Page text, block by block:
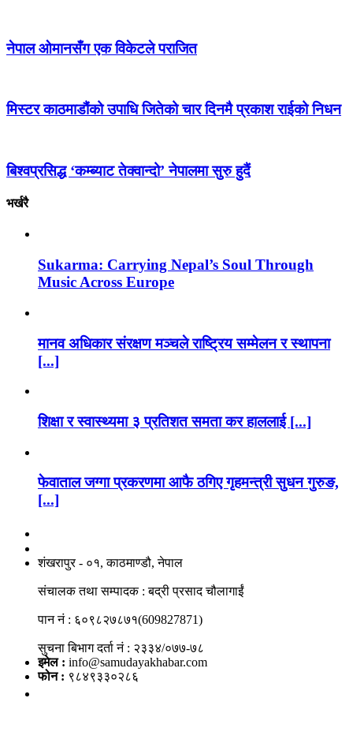
नेपाल ओमानसँग एक विकेटले पराजित
मिस्टर काठमाडौंको उपाधि जितेको चार दिनमै प्रकाश राईको निधन
बिश्वप्रसिद्ध ‘कम्ब्याट तेक्वान्दो’ नेपालमा सुरु हुदैं
भर्खरै
Sukarma: Carrying Nepal’s Soul Through
Music Across Europe
मानव अधिकार संरक्षण मञ्चले राष्ट्रिय सम्मेलन र स्थापना
[...]
शिक्षा र स्वास्थ्यमा ३ प्रतिशत समता कर हाललाई [...]
फेवाताल जग्गा प्रकरणमा आफै ठगिए गृहमन्त्री सुधन गुरुङ,
[...]
शंखरापुर - ०१, काठमाण्डौ, नेपाल
संचालक तथा सम्पादक : बद्री प्रसाद चौलागाईं
पान नं : ६०९८२७८७१(609827871)
सुचना बिभाग दर्ता नं : २३३४/०७७-७८
इमेल : info@samudayakhabar.com
फोन : ९८४९३३०२८६